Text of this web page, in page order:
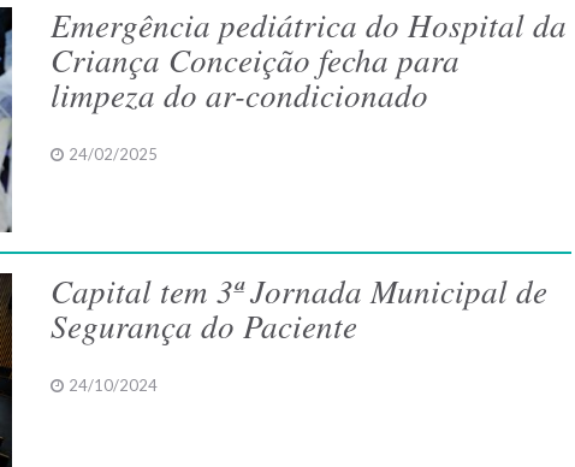
Emergência pediátrica do Hospital da
Criança Conceição fecha para
limpeza do ar-condicionado
24/02/2025
Capital tem 3ª Jornada Municipal de
Segurança do Paciente
24/10/2024